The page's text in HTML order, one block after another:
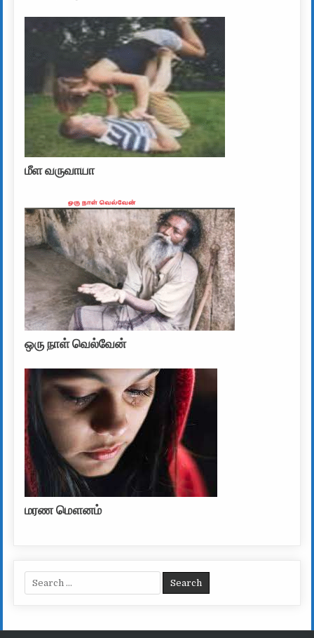
மீள வருவாயா
ஒரு நாள் வெல்வேன்
மரண மௌனம்
Search for: